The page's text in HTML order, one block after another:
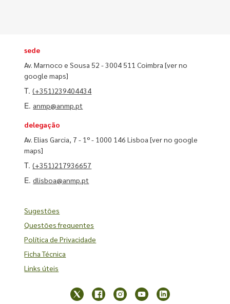
sede
Av. Marnoco e Sousa 52 - 3004 511 Coimbra[ver no
google maps]
T.(+351)239404434
E. anmp@anmp.pt
delegação
Av. Elias Garcia, 7 - 1º - 1000 146 Lisboa[ver no google
maps]
T.(+351)217936657
E.dlisboa@anmp.pt
Sugestões
Questões frequentes
Política de Privacidade
Ficha Técnica
Links úteis